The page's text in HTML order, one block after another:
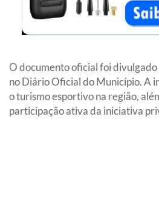
O documento oficial foi
no Diário Oficial do Município. A
o turismo esportivo na região,
participação ativa da iniciativa